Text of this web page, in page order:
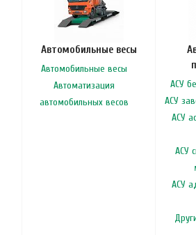
Автомобильные весы
Автомобильные весы
Автоматизация
автомобильных весов
АСУ
АСУ
АСУ
АСУ
АСУ